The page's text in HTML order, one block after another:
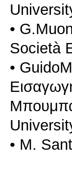
•
Società
•
• M.